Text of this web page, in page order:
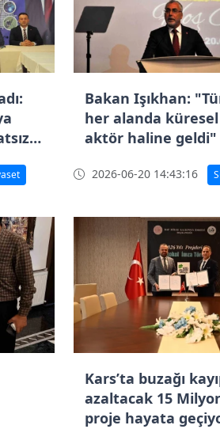
Bakan Işıkhan:
her alanda
aktör haline geldi"
2026-06-20 14:43:16
Kars’ta buzağı
azaltacak 15
proje hayata